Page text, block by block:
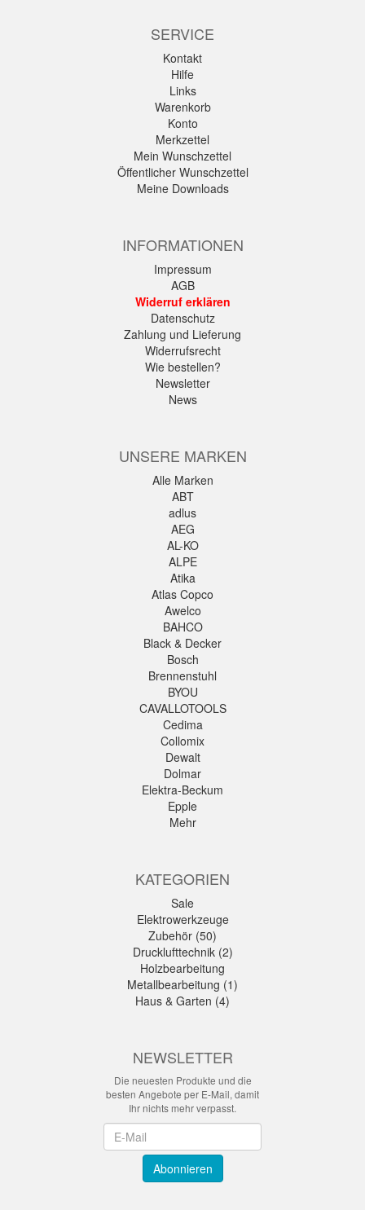
SERVICE
Kontakt
Hilfe
Links
Warenkorb
Konto
Merkzettel
Mein Wunschzettel
Öffentlicher Wunschzettel
Meine Downloads
INFORMATIONEN
Impressum
AGB
Widerruf erklären
Datenschutz
Zahlung und Lieferung
Widerrufsrecht
Wie bestellen?
Newsletter
News
UNSERE MARKEN
Alle Marken
ABT
adlus
AEG
AL-KO
ALPE
Atika
Atlas Copco
Awelco
BAHCO
Black & Decker
Bosch
Brennenstuhl
BYOU
CAVALLOTOOLS
Cedima
Collomix
Dewalt
Dolmar
Elektra-Beckum
Epple
Mehr
KATEGORIEN
Sale
Elektrowerkzeuge
Zubehör (50)
Drucklufttechnik (2)
Holzbearbeitung
Metallbearbeitung (1)
Haus & Garten (4)
NEWSLETTER
Die neuesten Produkte und die
besten Angebote per E-Mail, damit
Ihr nichts mehr verpasst.
Abonnieren